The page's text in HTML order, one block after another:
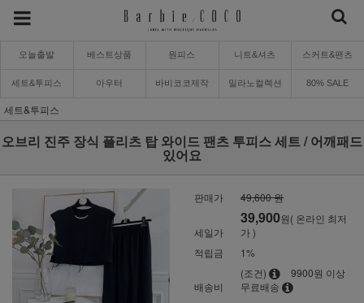
오늘출발 베스트상품 원피스 니트&셔츠 스커트&팬츠
세트&투피스 아우터 바비코코제작 밀라노컬렉션 80% SALE
세트&투피스
오브리 진주 장식 플리츠 탑 와이드 팬츠 투피스 세트 / 어깨패드
있어요
판매가 49,600 원
세일가
39,900원( 온라인 최저
가 )
적립금
1%
배송비
(조건)
9900원 이상
무료배송